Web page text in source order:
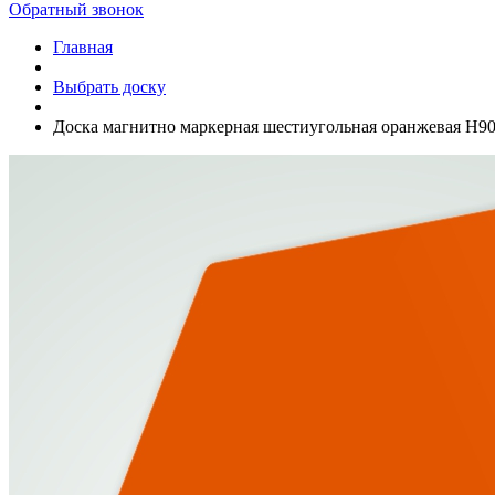
Обратный звонок
Главная
Выбрать доску
Доска магнитно маркерная шестиугольная оранжевая Н90